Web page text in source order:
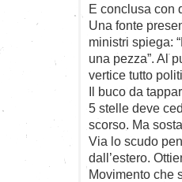
E conclusa con
Una fonte
ministri spiega:
una pezza”. Al
vertice tutto
Il buco da
5 stelle deve
scorso. Ma
Via lo scudo
dall’estero.
Movimento che